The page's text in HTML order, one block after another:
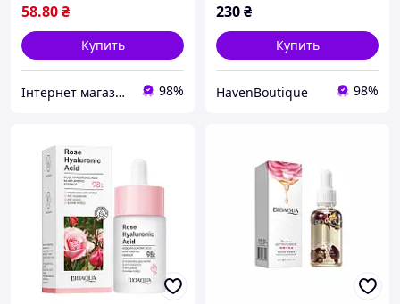
58.80₴
Купить
Інтернет магазин Подешевше 98%
230₴
Купить
HavenBoutique 98%